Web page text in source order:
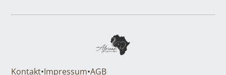
Kontakt•Impressum•AGB